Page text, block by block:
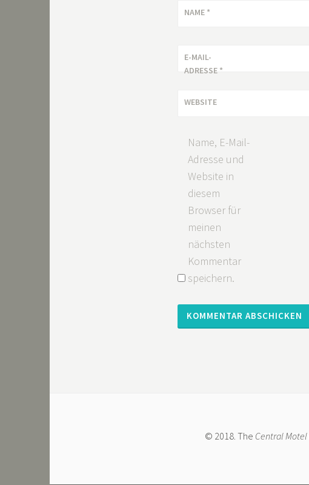
NAME *
E-MAIL-
ADRESSE *
WEBSITE
Name, E-Mail-
Adresse und
Website in
diesem
Browser für
meinen
nächsten
Kommentar
speichern.
© 2018. The Central Motel